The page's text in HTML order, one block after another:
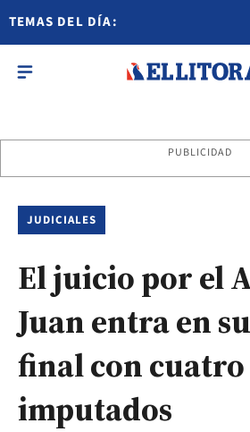
TEMAS DEL DÍA:
PUBLICIDAD
JUDICIALES
El juicio por el
Juan entra en
final con cuatro
imputados